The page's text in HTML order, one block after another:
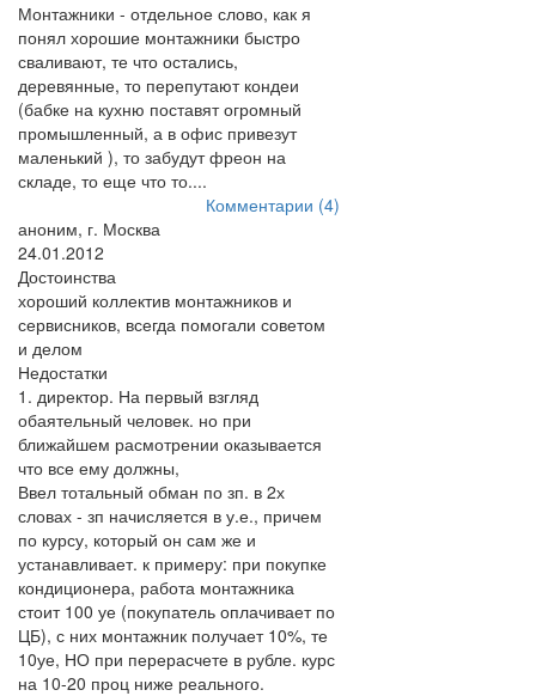
Монтажники - отдельное слово, как я
понял хорошие монтажники быстро
сваливают, те что остались,
деревянные, то перепутают кондеи
(бабке на кухню поставят огромный
промышленный, а в офис привезут
маленький ), то забудут фреон на
складе, то еще что то....
Комментарии (4)
аноним, г. Москва
24.01.2012
Достоинства
хороший коллектив монтажников и
сервисников, всегда помогали советом
и делом
Недостатки
1. директор. На первый взгляд
обаятельный человек. но при
ближайшем расмотрении оказывается
что все ему должны,
Ввел тотальный обман по зп. в 2х
словах - зп начисляется в у.е., причем
по курсу, который он сам же и
устанавливает. к примеру: при покупке
кондиционера, работа монтажника
стоит 100 уе (покупатель оплачивает по
ЦБ), с них монтажник получает 10%, те
10уе, НО при перерасчете в рубле. курс
на 10-20 проц ниже реального.